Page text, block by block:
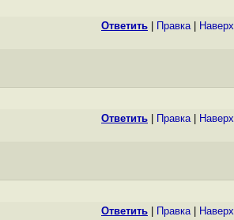
Ответить Правка| Наверх
Ответить Правка| Наверх
Ответить Правка| Наверх